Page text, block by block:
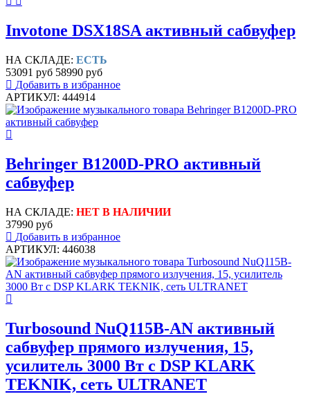
Invotone DSX18SA активный сабвуфер
НА СКЛАДЕ: ЕСТЬ
53091 руб 58990 руб
Добавить в избранное
АРТИКУЛ: 444914
Behringer B1200D-PRO активный
сабвуфер
НА СКЛАДЕ: НЕТ В НАЛИЧИИ
37990 руб
Добавить в избранное
АРТИКУЛ: 446038
Turbosound NuQ115B-AN активный
сабвуфер прямого излучения, 15,
усилитель 3000 Вт с DSP KLARK
TEKNIK, сеть ULTRANET